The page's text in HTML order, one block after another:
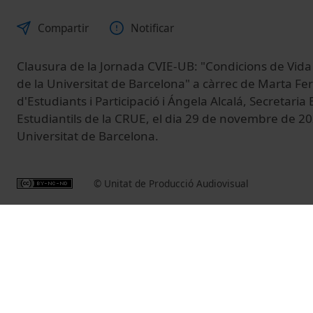
Compartir Notificar
Clausura de la Jornada CVIE-UB: "Condicions de
de la Universitat de Barcelona" a càrrec de Marta
d'Estudiants i Participació i Ángela Alcalá, Secretaria
Estudiantils de la CRUE, el dia 29 de novembre de
Universitat de Barcelona.
© Unitat de Producció Audiovisual